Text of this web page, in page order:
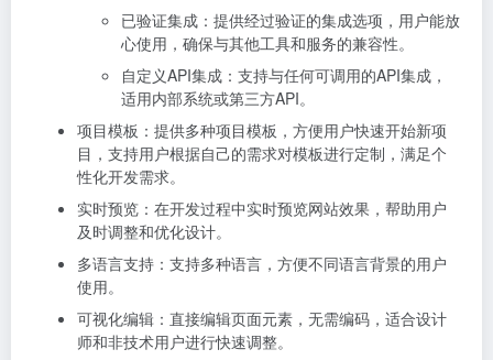
已验证集成：提供经过验证的集成选项，用户能放
心使用，确保与其他工具和服务的兼容性。
自定义API集成：支持与任何可调用的API集成，
适用内部系统或第三方API。
项目模板：提供多种项目模板，方便用户快速开始新项
目，支持用户根据自己的需求对模板进行定制，满足个
性化开发需求。
实时预览：在开发过程中实时预览网站效果，帮助用户
及时调整和优化设计。
多语言支持：支持多种语言，方便不同语言背景的用户
使用。
可视化编辑：直接编辑页面元素，无需编码，适合设计
师和非技术用户进行快速调整。